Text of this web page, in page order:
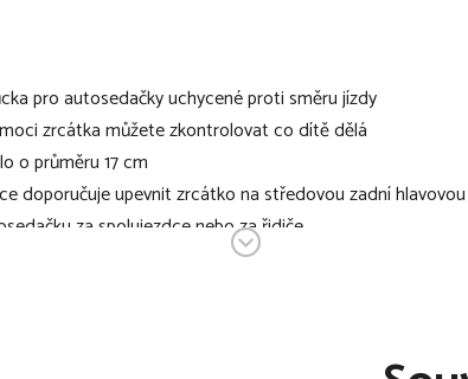
pro autosedačky uchycené proti směru jízdy
zrcátka můžete zkontrolovat co dítě dělá
o průměru 17 cm
doporučuje upevnit zrcátko na středovou zadní
za spolujezdce nebo za řidiče
lze případně přivázat pomocí umělohmotné přezky na